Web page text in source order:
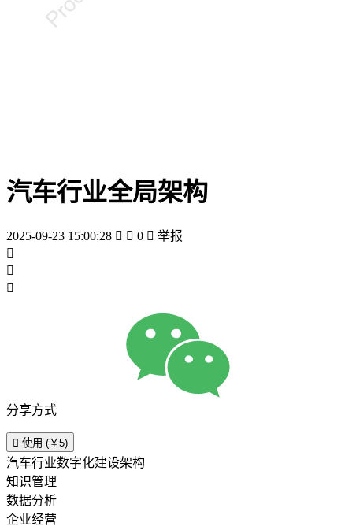
汽车行业全局架构
2025-09-23 15:00:28   0  举报



分享方式
 使用 (￥5)
汽车行业数字化建设架构
知识管理
数据分析
企业经营